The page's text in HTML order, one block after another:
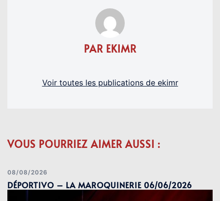
PAR EKIMR
Voir toutes les publications de ekimr
VOUS POURRIEZ AIMER AUSSI :
08/08/2026
DÉPORTIVO – LA MAROQUINERIE 06/06/2026